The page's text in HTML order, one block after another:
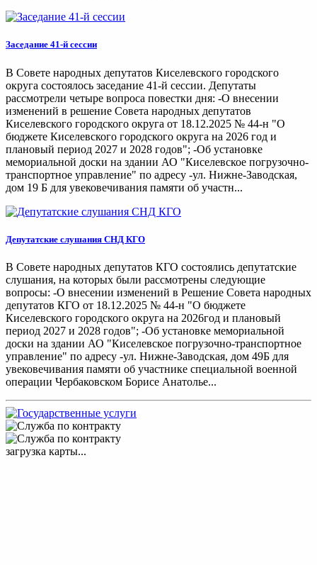
Заседание 41-й сессии
В Совете народных депутатов Киселевского городского
округа состоялось заседание 41-й сессии. Депутаты
рассмотрели четыре вопроса повестки дня: -О внесении
изменений в решение Совета народных депутатов
Киселевского городского округа от 18.12.2025 № 44-н "О
бюджете Киселевского городского округа на 2026 год и
плановый период 2027 и 2028 годов"; -Об установке
мемориальной доски на здании АО "Киселевское погрузочно-
транспортное управление" по адресу -ул. Нижне-Заводская,
дом 19 Б для увековечивания памяти об участн...
Депутатские слушания СНД КГО
В Совете народных депутатов КГО состоялись депутатские
слушания, на которых были рассмотрены следующие
вопросы: -О внесении изменений в Решение Совета народных
депутатов КГО от 18.12.2025 № 44-н "О бюджете
Киселевского городского округа на 2026год и плановый
период 2027 и 2028 годов"; -Об установке мемориальной
доски на здании АО "Киселевское погрузочно-транспортное
управление" по адресу -ул. Нижне-Заводская, дом 49Б для
увековечивания памяти об участнике специальной военной
операции Чербаковском Борисе Анатолье...
загрузка карты...